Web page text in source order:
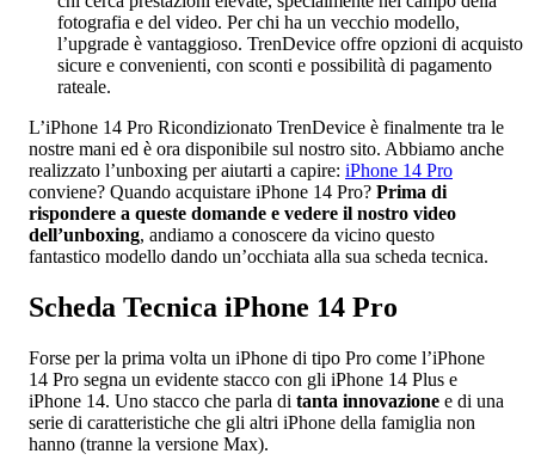
fotografia e del video. Per chi ha un vecchio modello,
l’upgrade è vantaggioso. TrenDevice offre opzioni di acquisto
sicure e convenienti, con sconti e possibilità di pagamento
rateale.
L’iPhone 14 Pro Ricondizionato TrenDevice è finalmente tra le
nostre mani ed è ora disponibile sul nostro sito. Abbiamo anche
realizzato l’unboxing per aiutarti a capire: iPhone 14 Pro
conviene? Quando acquistare iPhone 14 Pro? Prima di
rispondere a queste domande e vedere il nostro video
dell’unboxing, andiamo a conoscere da vicino questo
fantastico modello dando un’occhiata alla sua scheda tecnica.
Scheda Tecnica iPhone 14 Pro
Forse per la prima volta un iPhone di tipo Pro come l’iPhone
14 Pro segna un evidente stacco con gli iPhone 14 Plus e
iPhone 14. Uno stacco che parla di tanta innovazione e di una
serie di caratteristiche che gli altri iPhone della famiglia non
hanno (tranne la versione Max).